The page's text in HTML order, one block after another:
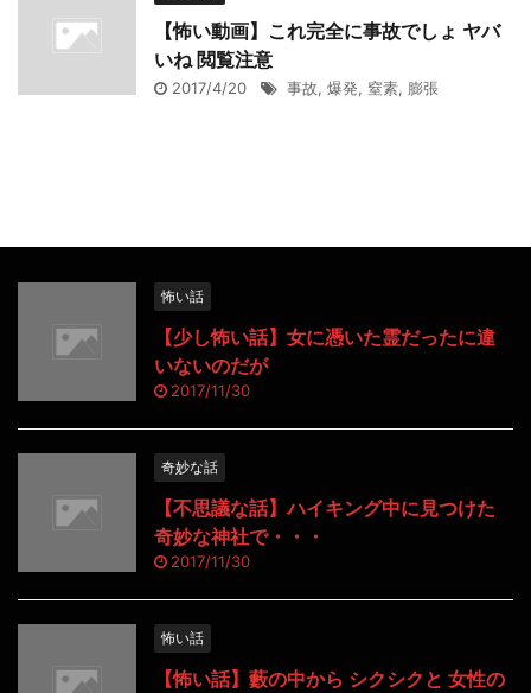
【怖い動画】これ完全に事故でしょ ヤバ
いね 閲覧注意
2017/4/20 事故, 爆発, 窒素, 膨張
怖い話
【少し怖い話】女に憑いた霊だったに違
いないのだが
2017/11/30
奇妙な話
【不思議な話】ハイキング中に見つけた
奇妙な神社で・・・
2017/11/30
怖い話
【怖い話】藪の中から シクシクと 女性の